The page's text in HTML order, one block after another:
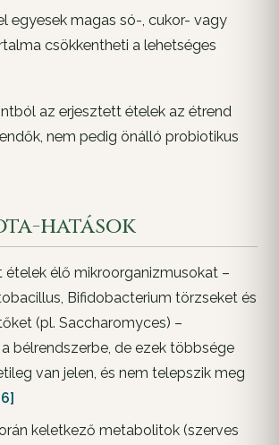
egyesek magas só-, cukor- vagy
csökkentheti a lehetséges
az erjesztett ételek az étrend
nem pedig önálló probiotikus
hatások
ételek élő mikroorganizmusokat –
Bifidobacterium törzseket és
(pl. Saccharomyces) –
bélrendszerbe, de ezek többsége
van jelen, és nem telepszik meg
keletkező metabolitok (szerves